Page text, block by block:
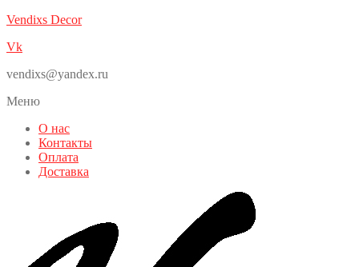
Vendixs Decor
Vk
vendixs@yandex.ru
Меню
О нас
Контакты
Оплата
Доставка